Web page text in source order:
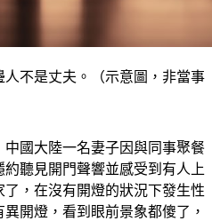
不是丈夫。（示意圖，非當事
國大陸一名妻子因與同事聚餐
聽見開門聲響並感受到有人上
，在沒有開燈的狀況下發生性
開燈，看到眼前景象都傻了，